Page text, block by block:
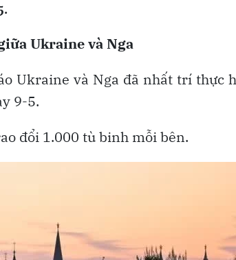
Ukraine và Nga
Ukraine và Nga đã nhất trí thực
9-5.
đổi 1.000 tù binh mỗi bên.